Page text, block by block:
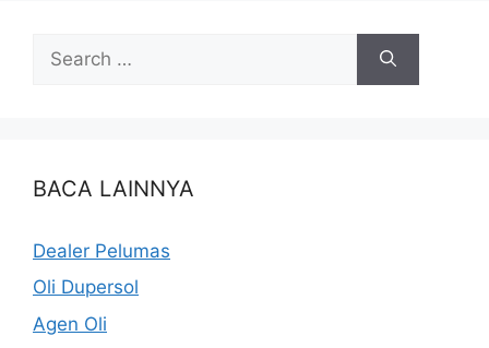
BACA LAINNYA
Dealer Pelumas
Oli Dupersol
Agen Oli